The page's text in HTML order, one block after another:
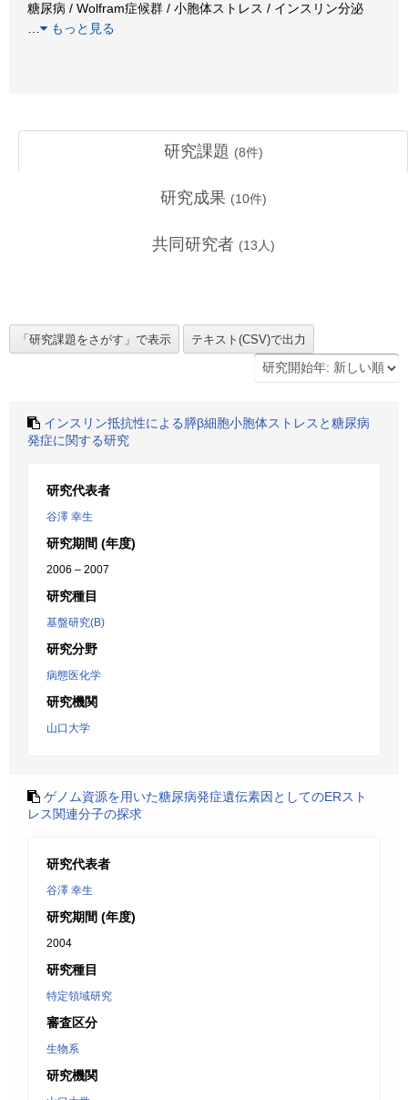
糖尿病 / Wolfram症候群 / 小胞体ストレス / インスリン分泌
…
もっと見る
研究課題 (8件)
研究成果 (10件)
共同研究者 (13 人)
インスリン抵抗性による膵β細胞小胞体ストレスと糖尿病
発症に関する研究
研究代表者
谷澤 幸生
研究期間 (年度)
2006 – 2007
研究種目
基盤研究(B)
研究分野
病態医化学
研究機関
山口大学
ゲノム資源を用いた糖尿病発症遺伝素因としてのERスト
レス関連分子の探求
研究代表者
谷澤 幸生
研究期間 (年度)
2004
研究種目
特定領域研究
審査区分
生物系
研究機関